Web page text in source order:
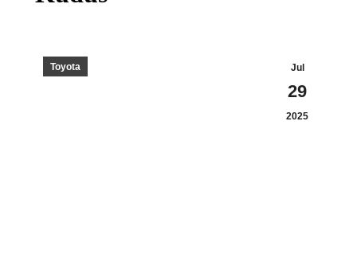
Jul
29
2025
Toyota